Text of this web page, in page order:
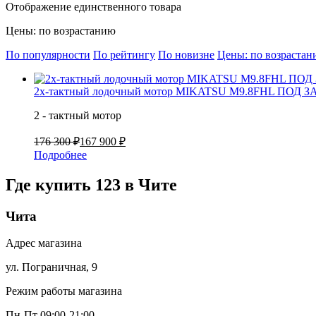
Отображение единственного товара
Цены: по возрастанию
По популярности По рейтингу По новизне Цены: по
2х-тактный лодочный мотор MIKATSU M9.8FHL ПОД
2 - тактный мотор
176 300 ₽167 900 ₽
Подробнее
Где купить 123 в Чите
Чита
Адрес магазина
ул. Пограничная, 9
Режим работы магазина